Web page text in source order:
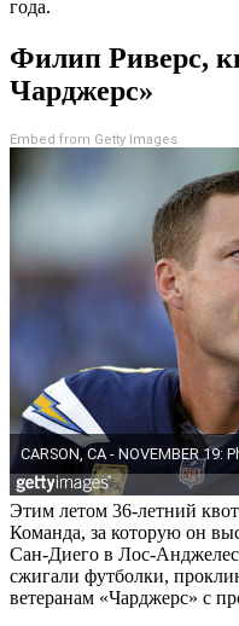
года.
Филип Риверс,
Чарджерс»
Embed from Getty Images
Этим летом 36-летний
Команда, за которую он
Сан-Диего в Лос-
сжигали футболки,
ветеранам «Чарджерс» с